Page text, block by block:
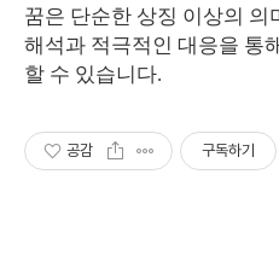
꿈은 단순한 상징 이상의 의
해석과 적극적인 대응을 통
할 수 있습니다.
공감 구독하기